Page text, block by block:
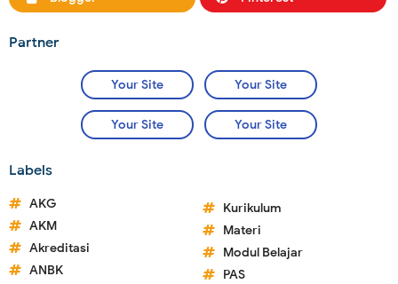
Partner
Your Site Your Site
Your Site Your Site
Labels
AKG
AKM
Akreditasi
ANBK
Kurikulum
Materi
Modul Belajar
PAS